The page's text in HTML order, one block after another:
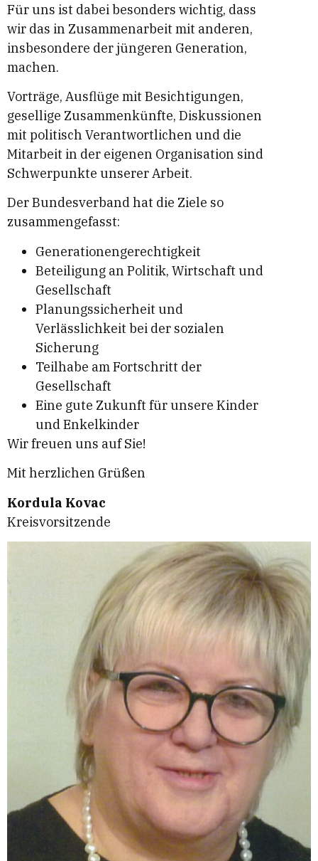
Für uns ist dabei besonders wichtig, dass
wir das in Zusammenarbeit mit anderen,
insbesondere der jüngeren Generation,
machen.
Vorträge, Ausflüge mit Besichtigungen,
gesellige Zusammenkünfte, Diskussionen
mit politisch Verantwortlichen und die
Mitarbeit in der eigenen Organisation sind
Schwerpunkte unserer Arbeit.
Der Bundesverband hat die Ziele so
zusammengefasst:
Generationengerechtigkeit
Beteiligung an Politik, Wirtschaft und
Gesellschaft
Planungssicherheit und
Verlässlichkeit bei der sozialen
Sicherung
Teilhabe am Fortschritt der
Gesellschaft
Eine gute Zukunft für unsere Kinder
und Enkelkinder
Wir freuen uns auf Sie!
Mit herzlichen Grüßen
Kordula Kovac
Kreisvorsitzende